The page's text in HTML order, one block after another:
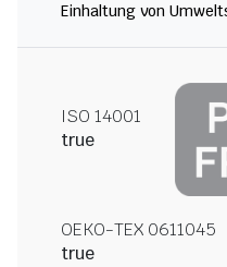
Einhaltung von
ISO 14001
true
OEKO-TEX 0611045
true